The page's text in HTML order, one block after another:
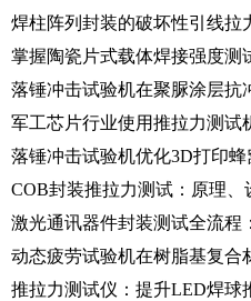
焊柱阵列封装的破坏性引线拉
掌握陶瓷片式载体焊接强度测
军工芯片行业使用推拉力测试
落锤冲击试验机优化3D打印
COB封装推拉力测试：原理、
激光通讯器件封装测试全流程
动态疲劳试验机在树脂基复合
推拉力测试仪：提升LED焊球